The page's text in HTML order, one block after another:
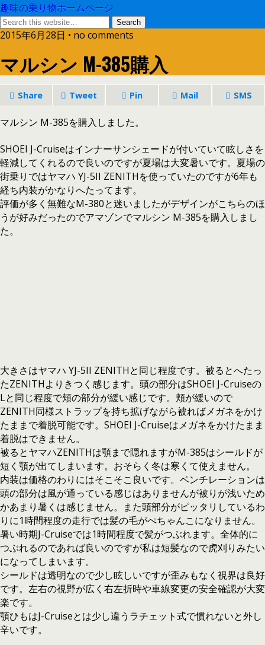
趣味の乗り物ホームページ
2015年6月28日 • no comments
マルシン M-385購入
Share Tweet Pin Mail SMS
マルシン M-385を購入しました。
SHOEI J-Cruiseはインナーサンシェードが付いていて眩しさを
軽減してくれるので良いのですが夏場は大変暑いです。夏場の
街乗りではヤマハ YJ-5II ZENITHを使っていたのですが6年も
経ち内装がかなりへたってます。
評価が多く無難なM-380と迷いましたがデザインがこちらのほ
うが好みだったのでアマゾンでマルシン M-385を購入しまし
た。
大きさはヤマハ YJ-5II ZENITHと同じ程度です。被るとへたっ
たZENITHよりきつく感じます。頭の部分はSHOEI J-Cruiseの
Lと同じ程度で頬の部分が緩い感じです。頬が緩いので
ZENITH同様ストラップを持ち拡げながら被ればメガネをかけ
たままで着脱可能です。SHOEI J-Cruiseはメガネをかけたまま
着脱はできません。
被るとヤマハZENITHは顎まで隠れますがM-385はシールドが
短く顎が出てしまいます。おそらく冬は寒くて使えません。
内装は価格のわりにはそこそこ良いです。ベンチレーションは
頭の部分は風が通っている感じはありませんが被りが浅いため
かあまり暑くは感じません。また頭部分がピッタリしているわ
りに1時間程度の走行では髪の毛がぺちゃんこになりません。
暑い時期J-Cruiseでは1時間程度で髪がつぶれます。全体的に
つぶれるのであれば良いのですが私は短髪なので虎刈りみたい
になってしまいます。
シールドは透明なので少し眩しいですが歪みもなく視界は良好
です。左右の視野が広く右左折時や車線変更の安全確認が大変
楽です。
顎ひもはJ-Cruiseとは少し違うラチェット式で慣れないと外し
辛いです。